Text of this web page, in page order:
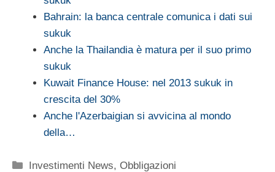
Bahrain: la banca centrale comunica i dati sui
sukuk
Anche la Thailandia è matura per il suo primo
sukuk
Kuwait Finance House: nel 2013 sukuk in
crescita del 30%
Anche l'Azerbaigian si avvicina al mondo
della…
Categorie
Investimenti News,Obbligazioni